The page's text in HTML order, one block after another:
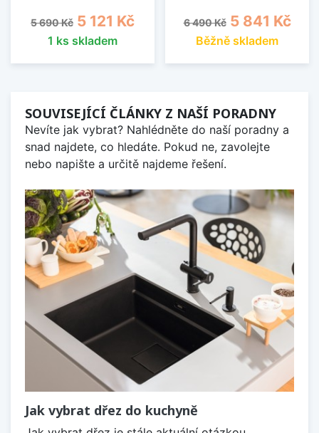
Běžná cena
5 690 Kč Cena
5 121 Kč
1 ks skladem
Běžná cena
6 490 Kč Cena
5 841 Kč
Běžně skladem
SOUVISEJÍCÍ ČLÁNKY Z NAŠÍ PORADNY
Nevíte jak vybrat? Nahlédněte do naší poradny a
snad najdete, co hledáte. Pokud ne, zavolejte
nebo napište a určitě najdeme řešení.
Jak vybrat dřez do kuchyně